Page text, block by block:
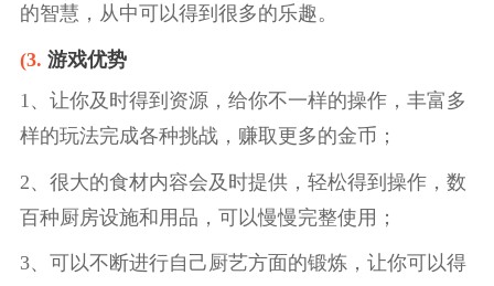
的智慧，从中可以得到很多的乐趣。
(3. 游戏优势
1、让你及时得到资源，给你不一样的操作，丰富多
样的玩法完成各种挑战，赚取更多的金币；
2、很大的食材内容会及时提供，轻松得到操作，数
百种厨房设施和用品，可以慢慢完整使用；
3、可以不断进行自己厨艺方面的锻炼，让你可以得